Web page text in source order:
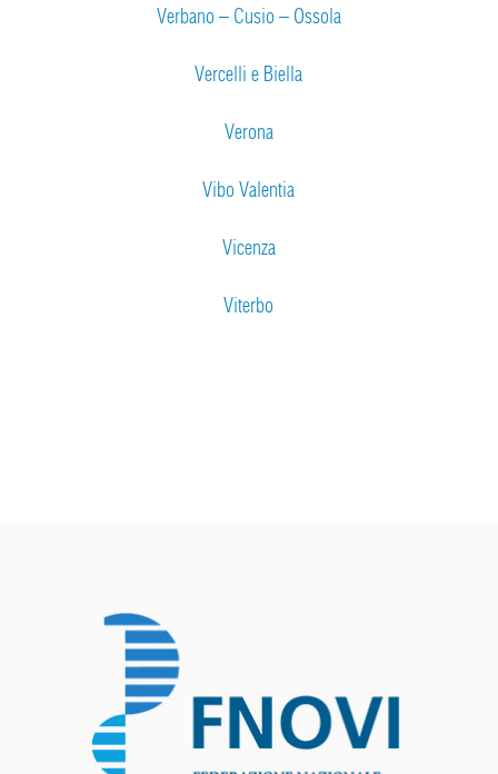
Verbano – Cusio – Ossola
Vercelli e Biella
Verona
Vibo Valentia
Vicenza
Viterbo